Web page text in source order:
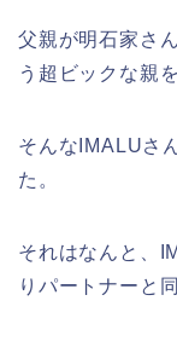
父親が明石家さ
う超ビックな親
そんなIMALUさ
た。
それはなんと、
りパートナーと